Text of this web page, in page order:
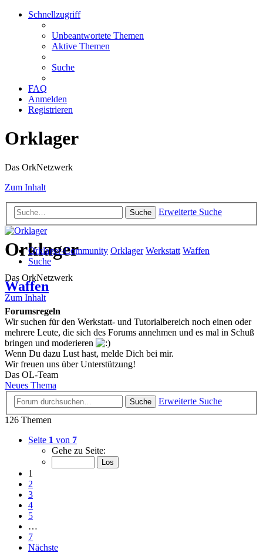
Schnellzugriff
Unbeantwortete Themen
Aktive Themen
Suche
FAQ
Anmelden
Registrieren
Orklager
Das OrkNetzwerk
Zum Inhalt
Suche Erweiterte Suche
Orklager
Das OrkNetzwerk
Zum Inhalt
Orklager-Community Orklager Werkstatt Waffen
Suche
Waffen
Forumsregeln
Wir suchen für den Werkstatt- und Tutorialbereich noch einen oder
mehrere Leute, die sich des Forums annehmen und es mal in Schuß
bringen und moderieren
Wenn Du dazu Lust hast, melde Dich bei mir.
Wir freuen uns über Unterstützung!
Das OL-Team
Neues Thema
Suche
Erweiterte Suche
126 Themen
Seite 1 von 7
Gehe zu Seite:
1
2
3
4
5
…
7
Nächste